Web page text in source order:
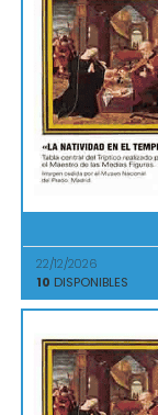
22/12/2026
10 DISPONIBLES